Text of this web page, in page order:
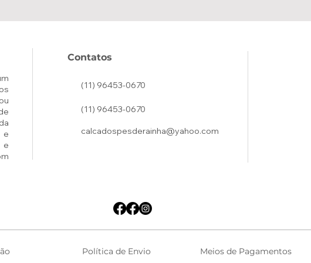
e
e
Contatos
(11) 96453-0670
(11) 96453-0670
calcadospesderainha@yahoo.com
Política de Envio Meios de Pagamentos